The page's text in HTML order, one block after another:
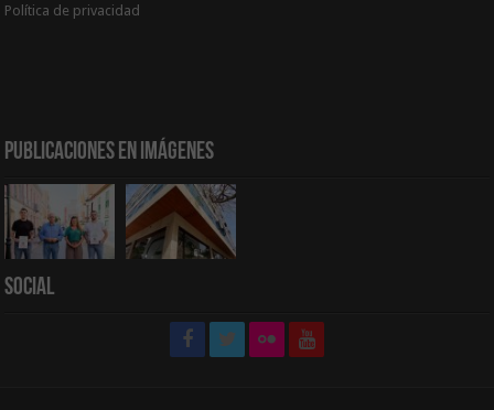
Política de privacidad
Publicaciones en Imágenes
Social